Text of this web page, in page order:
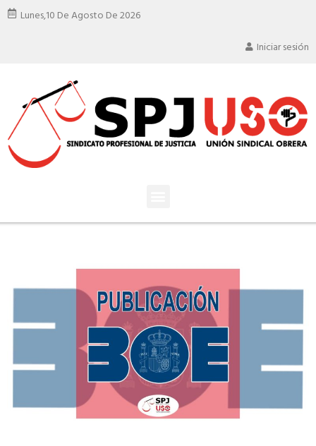
Lunes,10 De Agosto De 2026
Iniciar sesión